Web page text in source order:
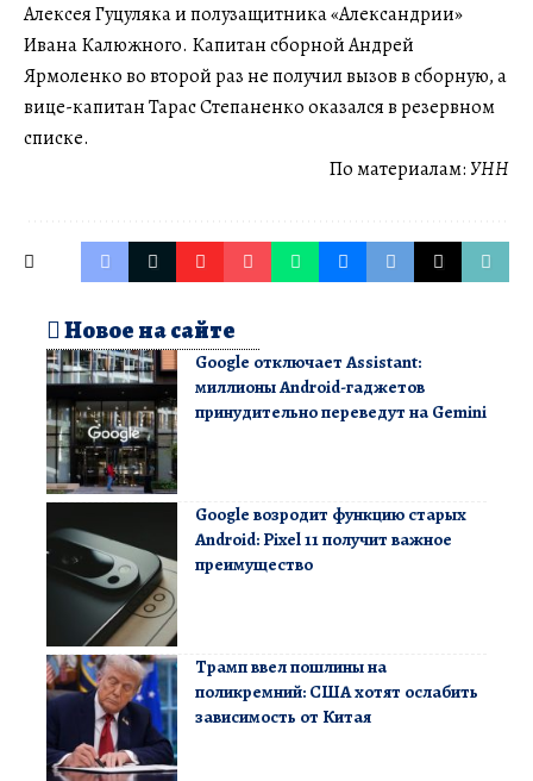
Алексея Гуцуляка и полузащитника «Александрии»
Ивана Калюжного. Капитан сборной Андрей
Ярмоленко во второй раз не получил вызов в сборную, а
вице-капитан Тарас Степаненко оказался в резервном
списке.
По материалам: УНН
Новое на сайте
Google отключает Assistant:
миллионы Android-гаджетов
принудительно переведут на Gemini
Google возродит функцию старых
Android: Pixel 11 получит важное
преимущество
Трамп ввел пошлины на
поликремний: США хотят ослабить
зависимость от Китая